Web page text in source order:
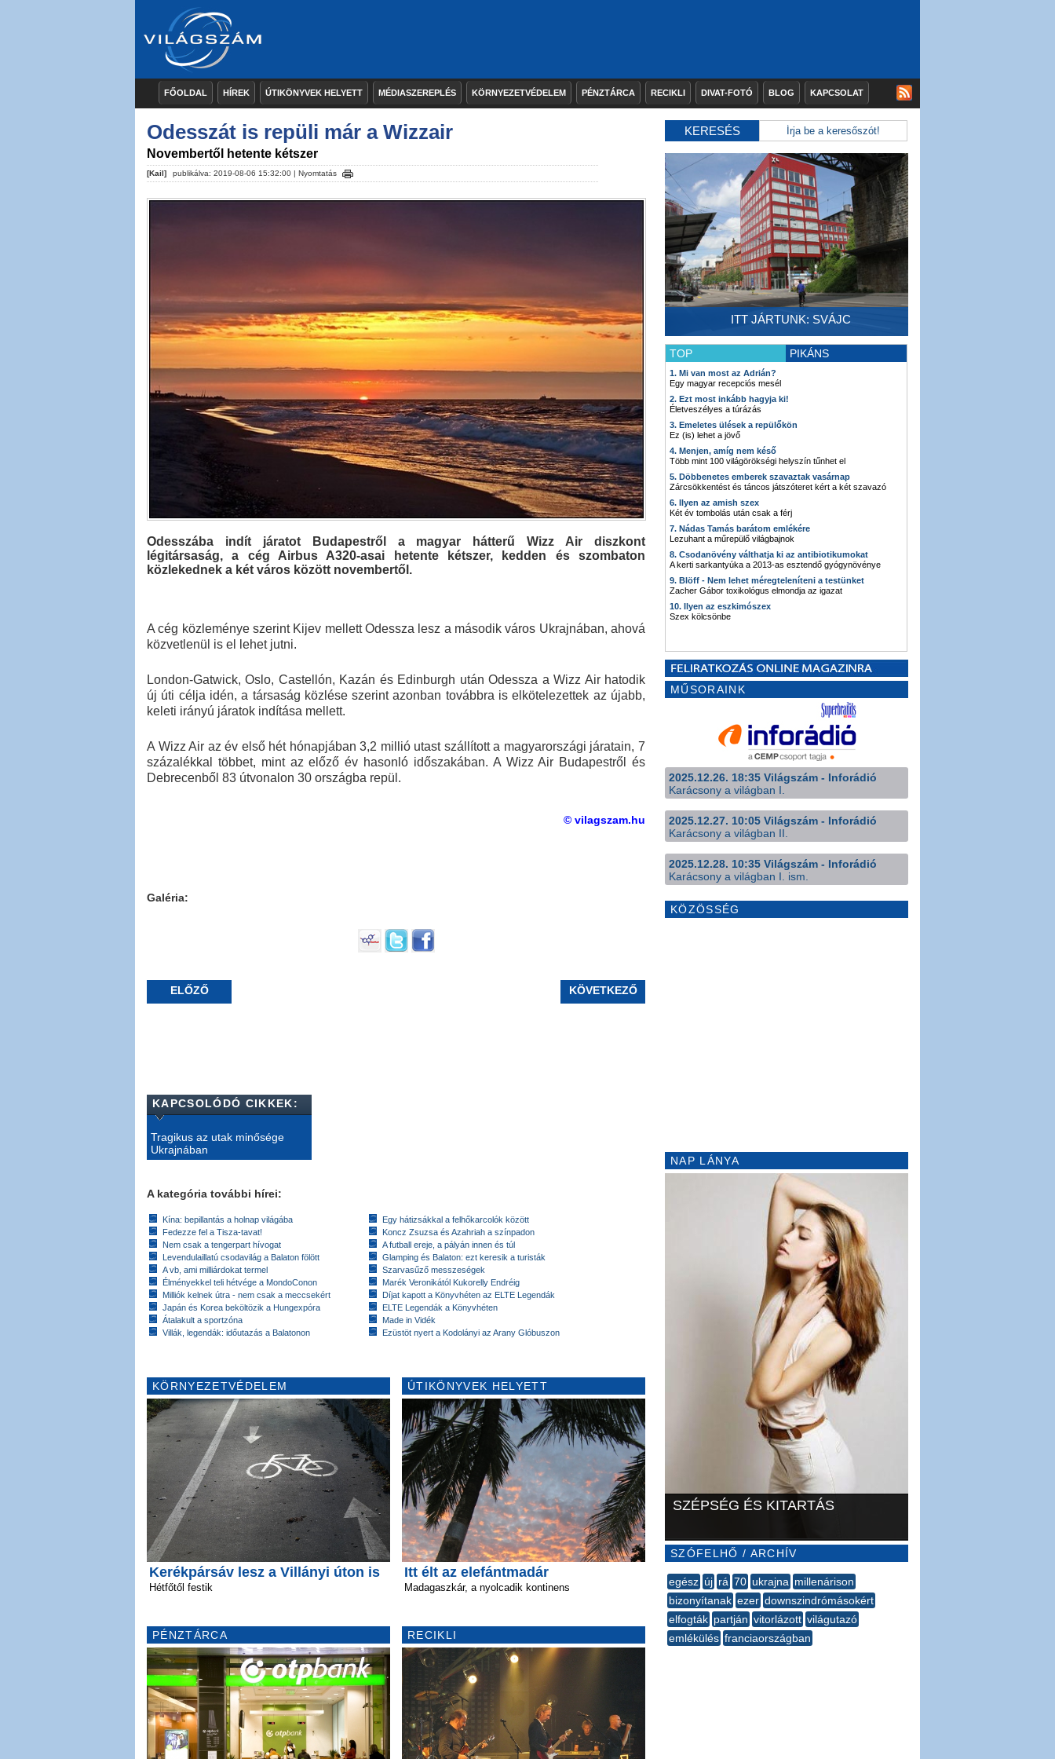
FŐOLDAL HÍREK ÚTIKÖNYVEK HELYETT MÉDIASZEREPLÉS KÖRNYEZETVÉDELEM PÉNZTÁRCA RECIKLI DIVAT-FOTÓ BLOG KAPCSOLAT
Odesszát is repüli már a Wizzair
Novembertől hetente kétszer
[Kail] publikálva: 2019-08-06 15:32:00 | Nyomtatás
Odesszába indít járatot Budapestről a magyar hátterű Wizz Air diszkont
légitársaság, a cég Airbus A320-asai hetente kétszer, kedden és szombaton
közlekednek a két város között novembertől.
A cég közleménye szerint Kijev mellett Odessza lesz a második város Ukrajnában, ahová
közvetlenül is el lehet jutni.
London-Gatwick, Oslo, Castellón, Kazán és Edinburgh után Odessza a Wizz Air hatodik
új úti célja idén, a társaság közlése szerint azonban továbbra is elkötelezettek az újabb,
keleti irányú járatok indítása mellett.
A Wizz Air az év első hét hónapjában 3,2 millió utast szállított a magyarországi járatain, 7
százalékkal többet, mint az előző év hasonló időszakában. A Wizz Air Budapestről és
Debrecenből 83 útvonalon 30 országba repül.
© vilagszam.hu
Galéria:
ELŐZŐ KÖVETKEZŐ
KAPCSOLÓDÓ CIKKEK:
Tragikus az utak minősége
Ukrajnában
A kategória további hírei:
Kína: bepillantás a holnap világába
Fedezze fel a Tisza-tavat!
Nem csak a tengerpart hívogat
Levendulaillatú csodavilág a Balaton fölött
A vb, ami milliárdokat termel
Élményekkel teli hétvége a MondoConon
Milliók kelnek útra - nem csak a meccsekért
Japán és Korea beköltözik a Hungexpóra
Átalakult a sportzóna
Villák, legendák: időutazás a Balatonon
Egy hátizsákkal a felhőkarcolók között
Koncz Zsuzsa és Azahriah a színpadon
A futball ereje, a pályán innen és túl
Glamping és Balaton: ezt keresik a turisták
Szarvasűző messzeségek
Marék Veronikától Kukorelly Endréig
Díjat kapott a Könyvhéten az ELTE Legendák
ELTE Legendák a Könyvhéten
Made in Vidék
Ezüstöt nyert a Kodolányi az Arany Glóbuszon
KÖRNYEZETVÉDELEM
Kerékpársáv lesz a Villányi úton is
Hétfőtől festik
PÉNZTÁRCA
ÚTIKÖNYVEK HELYETT
Itt élt az elefántmadár
Madagaszkár, a nyolcadik kontinens
RECIKLI
KERESÉS
ITT JÁRTUNK: SVÁJC
TOP PIKÁNS
1. Mi van most az Adrián?
Egy magyar recepciós mesél
2. Ezt most inkább hagyja ki!
Életveszélyes a túrázás
3. Emeletes ülések a repülőkön
Ez (is) lehet a jövő
4. Menjen, amíg nem késő
Több mint 100 világörökségi helyszín tűnhet el
5. Döbbenetes emberek szavaztak vasárnap
Zárcsökkentést és táncos játszóteret kért a két szavazó
6. Ilyen az amish szex
Két év tombolás után csak a férj
7. Nádas Tamás barátom emlékére
Lezuhant a műrepülő világbajnok
8. Csodanövény válthatja ki az antibiotikumokat
A kerti sarkantyúka a 2013-as esztendő gyógynövénye
9. Blöff - Nem lehet méregteleníteni a testünket
Zacher Gábor toxikológus elmondja az igazat
10. Ilyen az eszkimószex
Szex kölcsönbe
MŰSORAINK
2025.12.26. 18:35 Világszám - Inforádió
Karácsony a világban I.
2025.12.27. 10:05 Világszám - Inforádió
Karácsony a világban II.
2025.12.28. 10:35 Világszám - Inforádió
Karácsony a világban I. ism.
KÖZÖSSÉG
NAP LÁNYA
SZÉPSÉG ÉS KITARTÁS
SZÓFELHŐ / ARCHÍV
egész új rá 70 ukrajna millenárison
bizonyítanak ezer downszindrómásokért
elfogták partján vitorlázott világutazó
emlékülés franciaországban